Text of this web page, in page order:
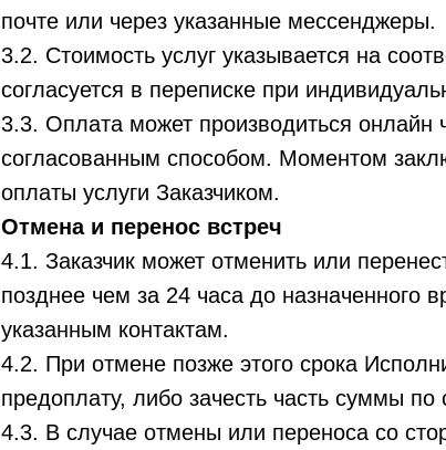
почте или через указанные мессенджеры.
3.2. Стоимость услуг указывается на
согласуется в переписке при
3.3. Оплата может производиться
согласованным способом. Моментом
оплаты услуги Заказчиком.
Отмена и перенос встреч
4.1. Заказчик может отменить или
позднее чем за 24 часа до назначенного
указанным контактам.​
4.2. При отмене позже этого срока
предоплату, либо зачесть часть суммы
4.3. В случае отмены или переноса со